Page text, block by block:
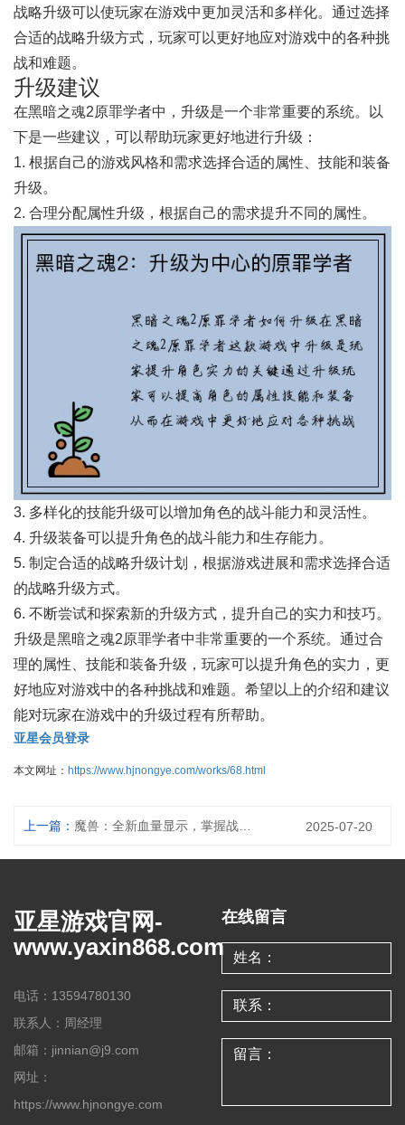
战略升级可以使玩家在游戏中更加灵活和多样化。通过选择
合适的战略升级方式，玩家可以更好地应对游戏中的各种挑
战和难题。
升级建议
在黑暗之魂2原罪学者中，升级是一个非常重要的系统。以
下是一些建议，可以帮助玩家更好地进行升级：
1. 根据自己的游戏风格和需求选择合适的属性、技能和装备
升级。
2. 合理分配属性升级，根据自己的需求提升不同的属性。
3. 多样化的技能升级可以增加角色的战斗能力和灵活性。
4. 升级装备可以提升角色的战斗能力和生存能力。
5. 制定合适的战略升级计划，根据游戏进展和需求选择合适
的战略升级方式。
6. 不断尝试和探索新的升级方式，提升自己的实力和技巧。
升级是黑暗之魂2原罪学者中非常重要的一个系统。通过合
理的属性、技能和装备升级，玩家可以提升角色的实力，更
好地应对游戏中的各种挑战和难题。希望以上的介绍和建议
能对玩家在游戏中的升级过程有所帮助。
亚星会员登录
本文网址： https://www.hjnongye.com/works/68.html
上一篇： 2025-07-20
亚星游戏官网-
www.yaxin868.com
电话：13594780130
联系人：周经理
邮箱：jinnian@j9.com
网址：
https://www.hjnongye.com
在线留言